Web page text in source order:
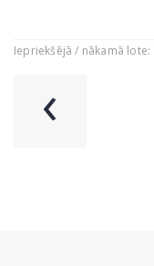
Iepriekšējā / nākamā lote:
‹